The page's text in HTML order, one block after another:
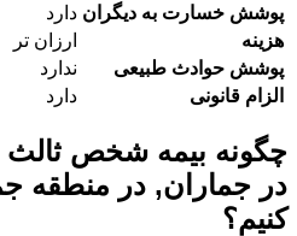
پوشش خسارت به دیگران دارد
هزینه
ارزان تر
پوشش حوادث طبیعی
ندارد
الزام قانونی
دارد
چگونه بیمه شخص ثالث
در جماران, در منطقه
کنیم؟